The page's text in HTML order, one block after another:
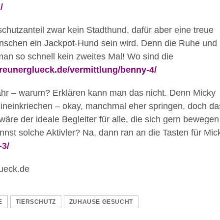
zwar kein Stadthund, dafür aber eine treue
ein Jackpot-Hund sein wird. Denn die Ruhe und
so schnell kein zweites Mal! Wo sind die
vermittlung/benny-4/
– warum? Erklären kann man das nicht. Denn Micky
– okay, manchmal eher springen, doch
der ideale Begleiter für alle, die sich gern bewegen
solche Aktivler? Na, dann ran an die Tasten für
TIERSCHUTZ ZUHAUSE GESUCHT